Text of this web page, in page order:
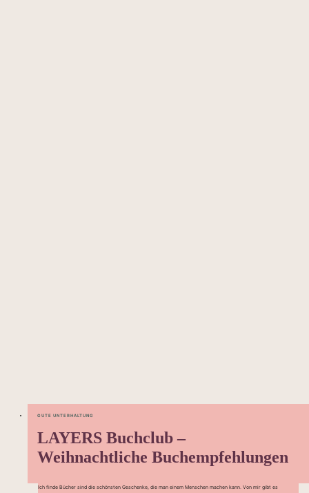
GUTE UNTERHALTUNG
LAYERS Buchclub –
Weihnachtliche Buchempfehlungen
Ich finde Bücher sind die schönsten Geschenke, die man einem Menschen machen kann. Von mir gibt es